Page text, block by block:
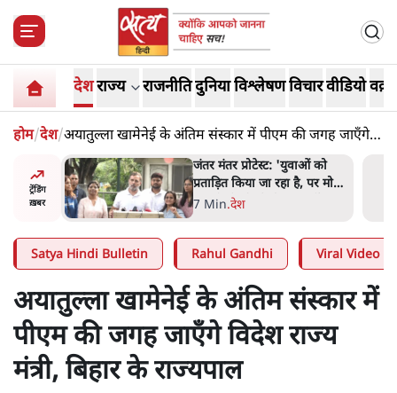
देशराज्य राजनीतिदुनियाविश्लेषणविचारवीडियो
होम/देश/अयातुल्ला खामेनेई के अंतिम संस्कार में पीएम की जगह जाएँगे
विदेश राज्य मंत्री, बिहार के राज्यपाल
ट्रेंडिंग
ख़बर
पर मोदी-
पेंटर प्रशांत की दर्दनाक दास्तान-
जंतर मंतर पर पैलेट गन से 5 नहीं,
6 लोग घायल हुए
6 Min.देश
Satya Hindi Bulletin Rahul Gandhi Viral Video
अयातुल्ला खामेनेई के अंतिम संस्कार में
पीएम की जगह जाएँगे विदेश राज्य
मंत्री, बिहार के राज्यपाल